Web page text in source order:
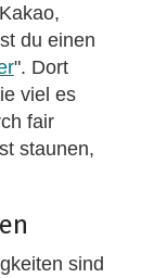
du einen
". Dort
viel es
fair
staunen,
sind